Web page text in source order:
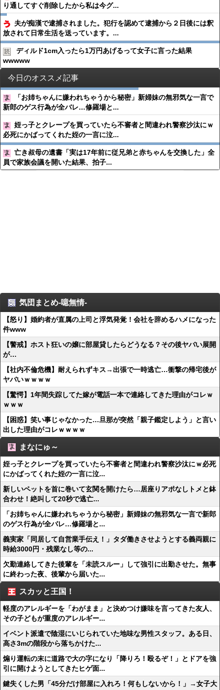
り通してすぐ削除したから私は今グ...
夫が痴漢で逮捕されました。犯行を認めて逮捕から２日後には釈
放されて日常生活を送っています。...
ディルド1cm入ったら1万円あげるって女子に言った結果
wwwww
今日のオススメ記事
「お姉ちゃんに嫌われちゃうから秘密」新婦妹の無邪気な一言で
新郎のゲス行為が全バレ…修羅場と...
姪っ子とクレープを買っていたら不審者と間違われ警察沙汰にｗ
必死にかばってくれた姪の一言に泣...
亡き叔母の遺書「実は17年前に従兄弟と赤ちゃんを交換した」全
員で家族会議を開いた結果、拍子...
気団まとめ-噫無情-
【怒り】婚約者が直属の上司と浮気発覚！会社を辞めるハメになった
件www
【警戒】ホスト狂いの嬢に部屋貸したらどうなる？その後ヤバい展開
が…
【社内不倫危機】耐えられずキス→出張で一時逃亡…衝撃の帰宅後が
ヤバいｗｗｗｗ
【驚愕】1年間失踪してた嫁が電話一本で連絡してきた理由がコレｗ
ｗｗｗ
【困惑】笑い事じゃなかった…旦那が突然「親子鑑定しよう」と言い
出した理由がコレｗｗｗｗ
まなにゅ～
姪っ子とクレープを買っていたら不審者と間違われ警察沙汰にｗ必死
にかばってくれた姪の一言に泣...
新しいペットを首に巻いて玄関を開けたら…居座りアポなしトメと鉢
合わせ！絶叫して20秒で逃亡...
「お姉ちゃんに嫌われちゃうから秘密」新婦妹の無邪気な一言で新郎
のゲス行為が全バレ…修羅場と...
義実家「同居して自営業手伝え！」タダ働きさせようとする義両親に
時給3000円・残業なし等の...
欠勤連絡してきた後輩を「未読スルー」して強引に出勤させた。無事
に終わった夜、後輩から届いた...
スカッと王国！
軽度のアレルギーを「わがまま」と決めつけ嫌味を言ってきた友人、
その子どもが重度のアレルギー...
イベント派遣で陰湿にいじられていた地味な男性スタッフ。ある日、
高さ3mの階段から落ちかけた...
煽り運転の末に道路で大の字になり「降りろ！殴るぞ！」とドアを強
引に開けようとしてきたヒゲ面...
鍵失くした男「45分だけ部屋に入れろ！何もしないから！」→女子大